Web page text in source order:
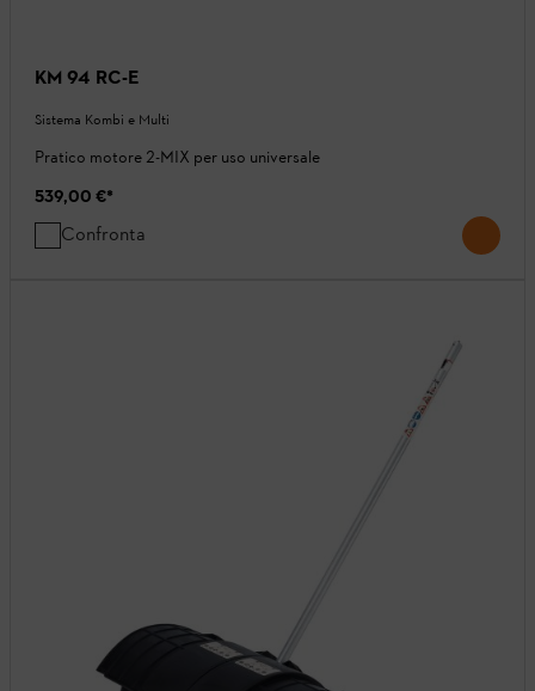
KM 94 RC-E
Sistema Kombi e Multi
Pratico motore 2-MIX per uso universale
539,00 €*
Confronta